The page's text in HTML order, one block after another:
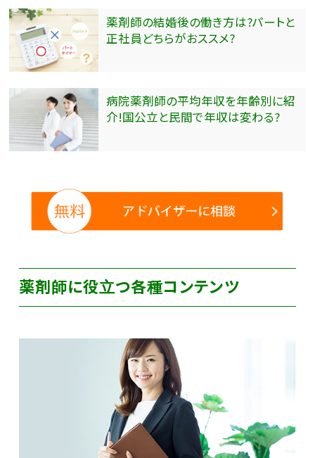
薬剤師の結婚後の働き方は?パートと
正社員どちらがおススメ?
病院薬剤師の平均年収を年齢別に紹
介!国公立と民間で年収は変わる?
薬剤師に役立つ各種コンテンツ